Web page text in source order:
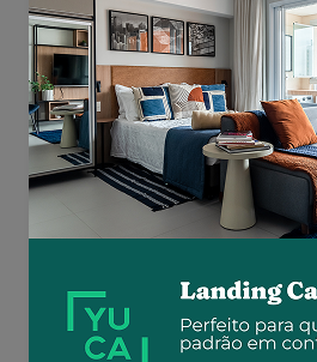
Aluguel R$ 1.777
Total R$ 2.843
Similar a sua busca
Em breve